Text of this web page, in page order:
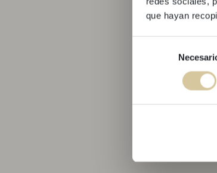
que hayan
consentimiento